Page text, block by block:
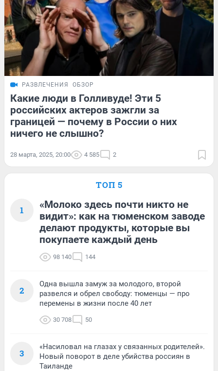
РАЗВЛЕЧЕНИЯ ОБЗОР
Какие люди в Голливуде! Эти 5
российских актеров зажгли за
границей — почему в России о них
ничего не слышно?
28 марта, 2025, 20:00 4 585 2
ТОП 5
1
«Молоко здесь почти никто не
видит»: как на тюменском заводе
делают продукты, которые вы
покупаете каждый день
98 140 144
2
Одна вышла замуж за молодого, второй
развелся и обрел свободу: тюменцы — про
перемены в жизни после 40 лет
30 708 50
3
«Насиловал на глазах у связанных родителей».
Новый поворот в деле убийства россиян в
Таиланде